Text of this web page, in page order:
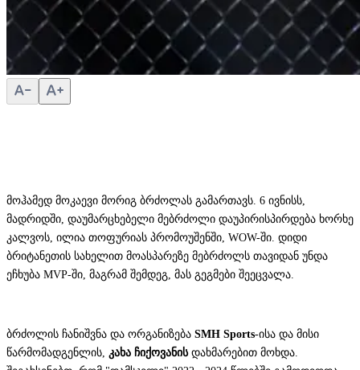
მოჰამედ მოკაევი მორიგ ბრძოლას გამართავს. 6 ივნისს,
მადრიდში, დაუმარცხებელი მებრძოლი დაუპირისპირდება ხორხე
კალვოს, ილია თოფურიას პრომოუშენში, WOW-ში. დიდი
ბრიტანეთის სახელით მოასპარეზე მებრძოლს თავიდან უნდა
ეჩხუბა MVP-ში, მაგრამ შემდეგ, მას გეგმები შეეცვალა.
ბრძოლის ჩანიშვნა და ორგანიზება SMH Sports-ისა და მისი
წარმომადგენლის, კახა ჩიქოვანის დახმარებით მოხდა.